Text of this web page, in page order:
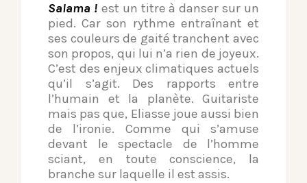
Salama ! est un titre à danser sur un
pied. Car son rythme entraînant et
ses couleurs de gaité tranchent avec
son propos, qui lui n’a rien de joyeux.
C’est des enjeux climatiques actuels
qu’il s’agit. Des rapports entre
l’humain et la planète. Guitariste
mais pas que, Eliasse joue aussi bien
de l’ironie. Comme qui s’amuse
devant le spectacle de l’homme
sciant, en toute conscience, la
branche sur laquelle il est assis.